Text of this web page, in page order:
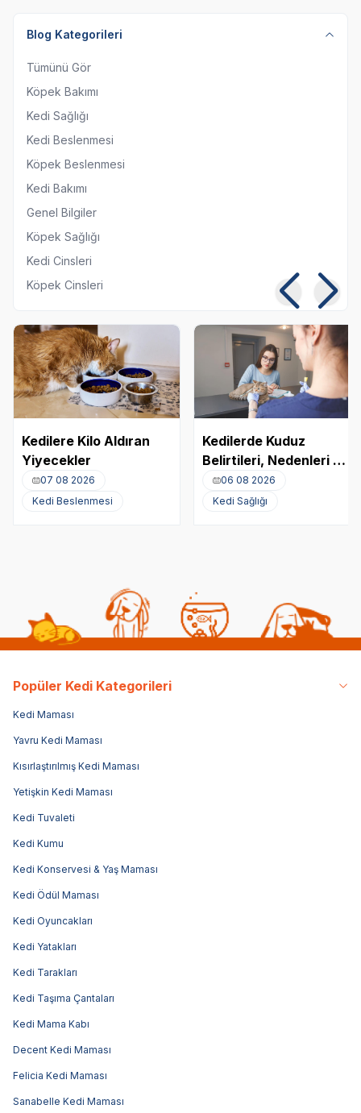
Blog Kategorileri
Tümünü Gör
Köpek Bakımı
Kedi Sağlığı
Kedi Beslenmesi
Köpek Beslenmesi
Kedi Bakımı
Genel Bilgiler
Köpek Sağlığı
Kedi Cinsleri
Köpek Cinsleri
Kedilere Kilo Aldıran
Yiyecekler
07 08 2026
Kedi Beslenmesi
Kedilerde Kuduz
Belirtileri, Nedenleri ve
Tedavi Yöntemleri
06 08 2026
Kedi Sağlığı
Popüler Kedi Kategorileri
Kedi Maması
Yavru Kedi Maması
Kısırlaştırılmış Kedi Maması
Yetişkin Kedi Maması
Kedi Tuvaleti
Kedi Kumu
Kedi Konservesi & Yaş Maması
Kedi Ödül Maması
Kedi Oyuncakları
Kedi Yatakları
Kedi Tarakları
Kedi Taşıma Çantaları
Kedi Mama Kabı
Decent Kedi Maması
Felicia Kedi Maması
Sanabelle Kedi Maması